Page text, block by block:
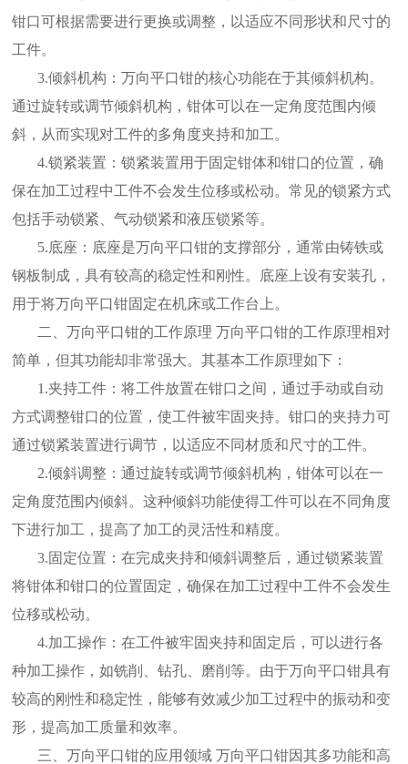
钳口可根据需要进行更换或调整，以适应不同形状和尺寸的
工件。
3.倾斜机构：万向平口钳的核心功能在于其倾斜机构。
通过旋转或调节倾斜机构，钳体可以在一定角度范围内倾
斜，从而实现对工件的多角度夹持和加工。
4.锁紧装置：锁紧装置用于固定钳体和钳口的位置，确
保在加工过程中工件不会发生位移或松动。常见的锁紧方式
包括手动锁紧、气动锁紧和液压锁紧等。
5.底座：底座是万向平口钳的支撑部分，通常由铸铁或
钢板制成，具有较高的稳定性和刚性。底座上设有安装孔，
用于将万向平口钳固定在机床或工作台上。
二、万向平口钳的工作原理 万向平口钳的工作原理相对
简单，但其功能却非常强大。其基本工作原理如下：
1.夹持工件：将工件放置在钳口之间，通过手动或自动
方式调整钳口的位置，使工件被牢固夹持。钳口的夹持力可
通过锁紧装置进行调节，以适应不同材质和尺寸的工件。
2.倾斜调整：通过旋转或调节倾斜机构，钳体可以在一
定角度范围内倾斜。这种倾斜功能使得工件可以在不同角度
下进行加工，提高了加工的灵活性和精度。
3.固定位置：在完成夹持和倾斜调整后，通过锁紧装置
将钳体和钳口的位置固定，确保在加工过程中工件不会发生
位移或松动。
4.加工操作：在工件被牢固夹持和固定后，可以进行各
种加工操作，如铣削、钻孔、磨削等。由于万向平口钳具有
较高的刚性和稳定性，能够有效减少加工过程中的振动和变
形，提高加工质量和效率。
三、万向平口钳的应用领域 万向平口钳因其多功能和高